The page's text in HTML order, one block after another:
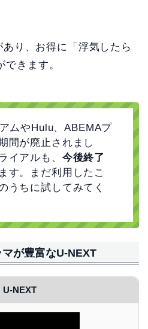
り、お得に「浮気したら
きます。
ムやHulu、ABEMAプ
間が廃止されまし
イアルも、 今後終了
す。まだ利用したこ
うちに試してみてく
が豊富なU-NEXT
U-NEXT